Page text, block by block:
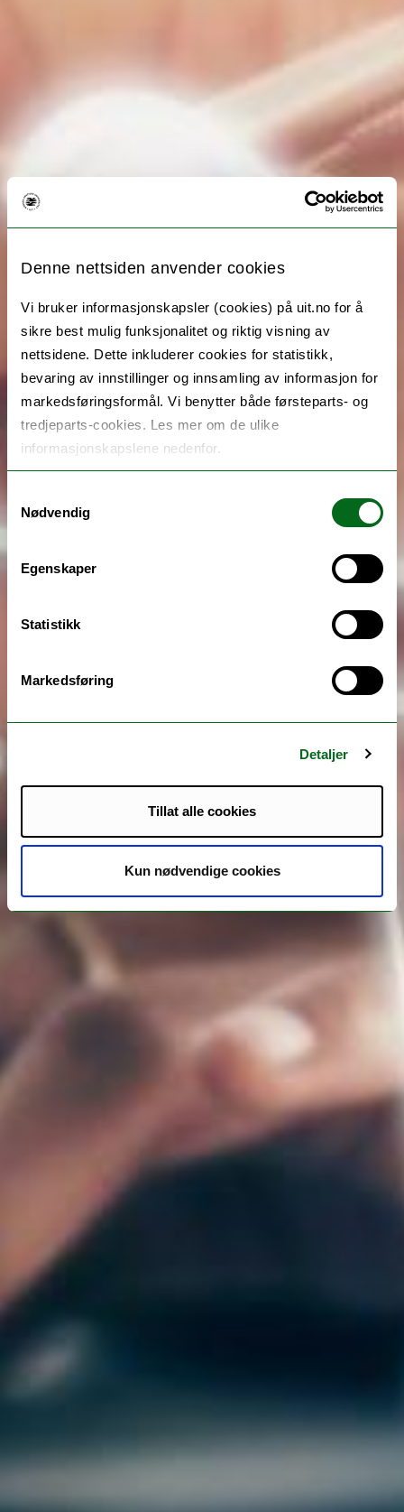
Denne nettsiden anvender cookies
Vi bruker informasjonskapsler (cookies) på uit.no for å
sikre best mulig funksjonalitet og riktig visning av
nettsidene. Dette inkluderer cookies for statistikk,
bevaring av innstillinger og innsamling av informasjon for
markedsføringsformål. Vi benytter både førsteparts- og
tredjeparts-cookies. Les mer om de ulike
informasjonskapslene nedenfor.
Nødvendig
Egenskaper
Statistikk
Markedsføring
Detaljer
Tillat alle cookies
Kun nødvendige cookies